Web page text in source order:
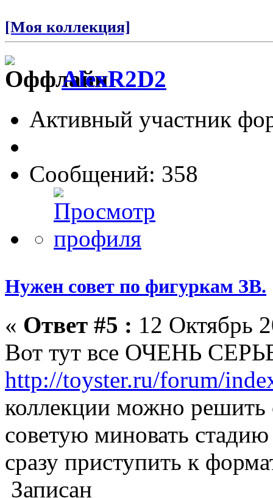
[Моя коллекция]
AlexR2D2
Активный участник
Сообщений: 358
Нужен совет по фигуркам ЗВ.
« Ответ #5 : 12 Октябрь
Вот тут все ОЧЕНЬ
http://toyster.ru/forum/
коллекции можно решить
советую миновать
сразу приступить к
Записан